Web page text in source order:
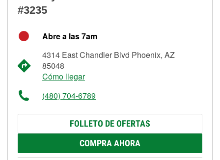
#3235
Abre a las 7am
4314 East Chandler Blvd Phoenix, AZ
85048
Cómo llegar
(480) 704-6789
FOLLETO DE OFERTAS
COMPRA AHORA